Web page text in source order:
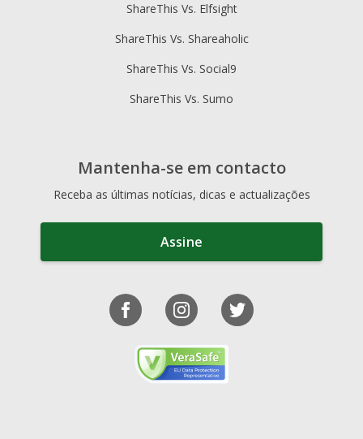
ShareThis Vs. Elfsight
ShareThis Vs. Shareaholic
ShareThis Vs. Social9
ShareThis Vs. Sumo
Mantenha-se em contacto
Receba as últimas notícias, dicas e actualizações
Assine